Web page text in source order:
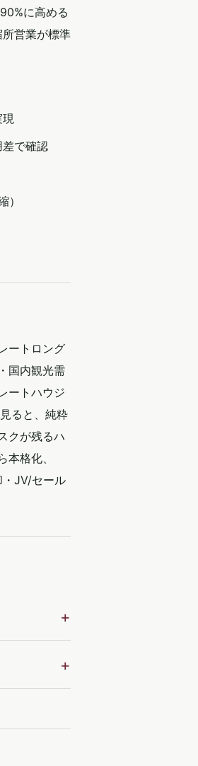
に高める
営業が標準
現
差で確認
）
ートロング
国内観光需
ートハウジ
ると、純粋
クが残るハ
格化、
・JV/セール